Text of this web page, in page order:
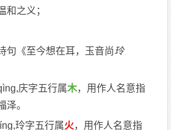
和之义；
《至今想在耳，玉音尚玲
庆字五行属木，用作人名意指
泽。
玲字五行属火，用作人名意指